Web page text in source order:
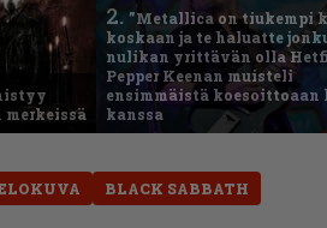
2. ”Metallica on tiukempi
koskaan ja te haluatte
nulikan yrittävän olla
Pepper Keenan muisteli
ensimmäistä koesoittoaan
kanssa
BLACK SABBATH